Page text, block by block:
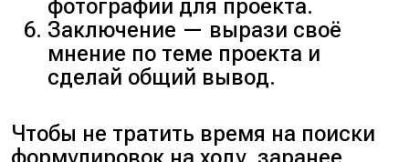
фотографии для проекта.
Заключение — вырази своё
мнение по теме проекта и
сделай общий вывод.
Чтобы не тратить время на поиски